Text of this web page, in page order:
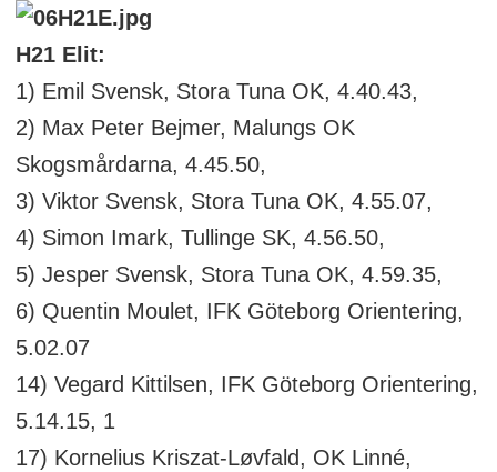
H21 Elit:
1) Emil Svensk, Stora Tuna OK, 4.40.43,
2) Max Peter Bejmer, Malungs OK
Skogsmårdarna, 4.45.50,
3) Viktor Svensk, Stora Tuna OK, 4.55.07,
4) Simon Imark, Tullinge SK, 4.56.50,
5) Jesper Svensk, Stora Tuna OK, 4.59.35,
6) Quentin Moulet, IFK Göteborg Orientering,
5.02.07
14) Vegard Kittilsen, IFK Göteborg Orientering,
5.14.15, 1
17) Kornelius Kriszat-Løvfald, OK Linné,